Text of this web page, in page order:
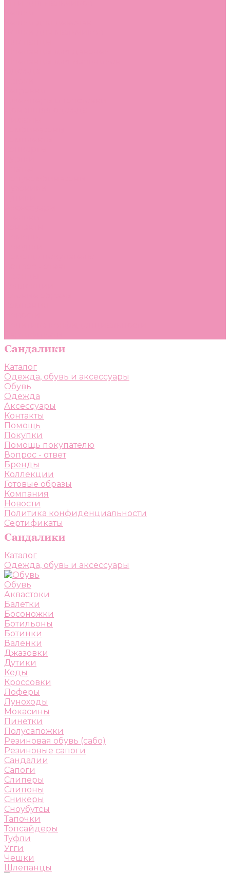
Каталог
Одежда, обувь и аксессуары
Обувь
Одежда
Аксессуары
Контакты
Помощь
Покупки
Помощь покупателю
Вопрос - ответ
Бренды
Коллекции
Готовые образы
Компания
Новости
Политика конфиденциальности
Сертификаты
Каталог
Одежда, обувь и аксессуары
Обувь
Аквастоки
Балетки
Босоножки
Ботильоны
Ботинки
Валенки
Джазовки
Дутики
Кеды
Кроссовки
Лоферы
Луноходы
Мокасины
Пинетки
Полусапожки
Резиновая обувь (сабо)
Резиновые сапоги
Сандалии
Сапоги
Слиперы
Слипоны
Сникеры
Сноубутсы
Тапочки
Топсайдеры
Туфли
Угги
Чешки
Шлепанцы